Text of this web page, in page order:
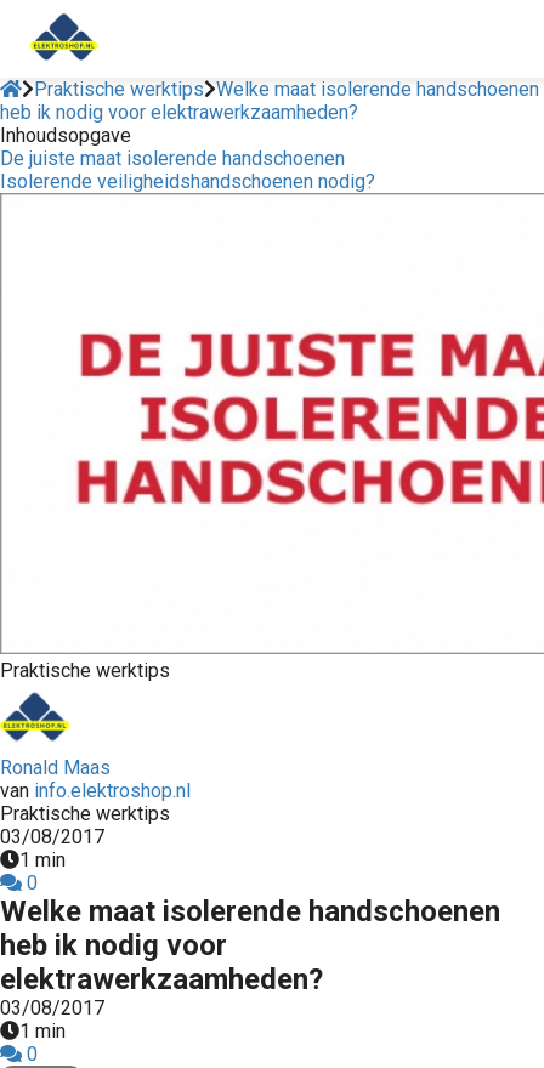
Praktische werktips Welke maat isolerende handschoenen
heb ik nodig voor elektrawerkzaamheden?
Inhoudsopgave
De juiste maat isolerende handschoenen
Isolerende veiligheidshandschoenen nodig?
Praktische werktips
Ronald Maas
van info.elektroshop.nl
Praktische werktips
03/08/2017
1 min
0
Welke maat isolerende handschoenen
heb ik nodig voor
elektrawerkzaamheden?
03/08/2017
1 min
0
policy
worden
om
te
over
van
op
gebruikt